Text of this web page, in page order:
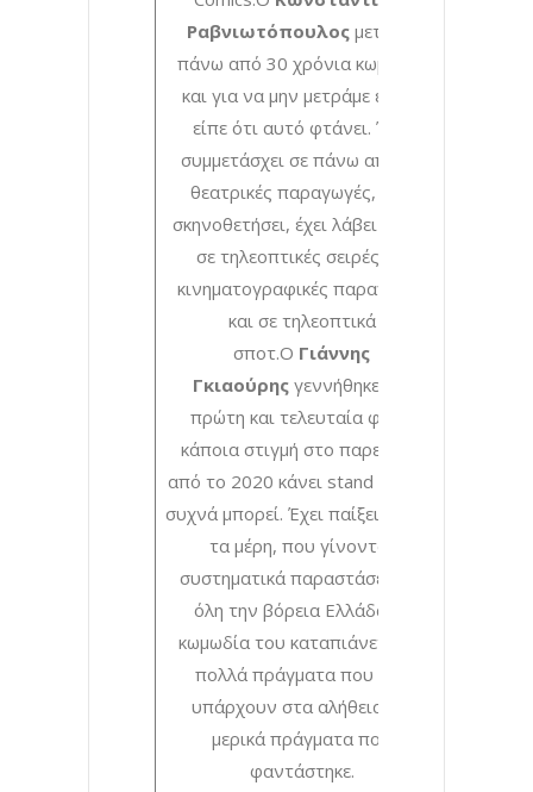
Ραβνιωτόπουλοςμετράει
πάνω από 30 χρόνια κωμωδία
και για να μην μετράμε εμείς,
είπε ότι αυτό φτάνει. Έχει
συμμετάσχει σε πάνω από 30
θεατρικές παραγωγές, έχει
σκηνοθετήσει, έχει λάβει μέρος
σε τηλεοπτικές σειρές, σε
κινηματογραφικές παραγωγές
και σε τηλεοπτικά
σποτ.Ο Γιάννης
Γκιαούρης γεννήθηκε για
πρώτη και τελευταία φορά
κάποια στιγμή στο παρελθόν
από το 2020 κάνει stand up όσο
συχνά μπορεί. Έχει παίξει σε όλα
τα μέρη, που γίνονται
συστηματικά παραστάσεις σε
όλη την βόρεια Ελλάδα. Η
κωμωδία του καταπιάνεται με
πολλά πράγματα που δεν
υπάρχουν στα αλήθεια και
μερικά πράγματα που
φαντάστηκε.